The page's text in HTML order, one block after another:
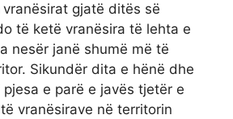
gjatë ditës së
të ketë vranësira të lehta e
nesër janë shumë më të
Sikundër dita e hënë dhe
e parë e javës tjetër e
vranësirave në territorin